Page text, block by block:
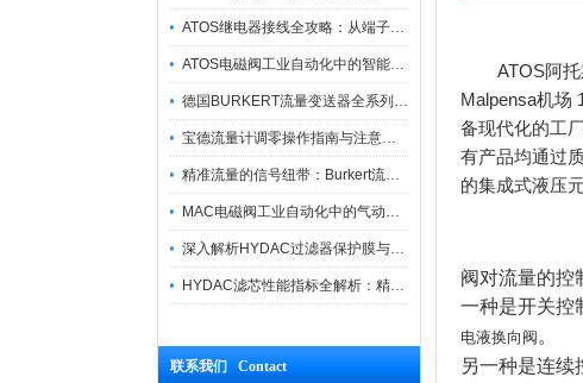
ATOS继电器接线全攻略：从端子识别到安全操作
ATOS电磁阀工业自动化中的智能开关
德国BURKERT流量变送器全系列优势供应
宝德流量计调零操作指南与注意事项
精准流量的信号纽带：Burkert流量计接线指南
MAC电磁阀工业自动化中的气动指挥官
深入解析HYDAC过滤器保护膜与质量防护技术
HYDAC滤芯性能指标全解析：精度、寿命与可靠性的工业级标准
联系我们 Contact
ATOS阿托斯
Malpensa机场
备现代化的工
有产品均通过
的集成式液压
阀对流量的控
一种是开关控
电液换向阀 。
另一种是连续